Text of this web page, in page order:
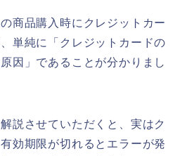
商品購入時にクレジットカー
単純に「クレジットカードの
因」であることが分かりまし
説させていただくと、実はク
効期限が切れるとエラーが発